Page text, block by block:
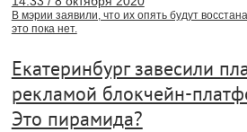
В мэрии заявили, что их опять будут
это пока нет.
Екатеринбург завесили
рекламой блокчейн-
Это пирамида?